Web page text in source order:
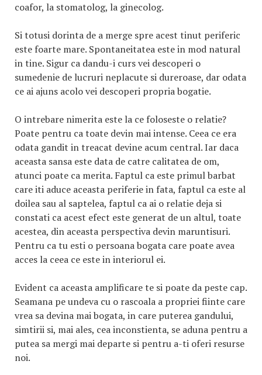
coafor, la stomatolog, la ginecolog.
Si totusi dorinta de a merge spre acest tinut periferic
este foarte mare. Spontaneitatea este in mod natural
in tine. Sigur ca dandu-i curs vei descoperi o
sumedenie de lucruri neplacute si dureroase, dar odata
ce ai ajuns acolo vei descoperi propria bogatie.
O intrebare nimerita este la ce foloseste o relatie?
Poate pentru ca toate devin mai intense. Ceea ce era
odata gandit in treacat devine acum central. Iar daca
aceasta sansa este data de catre calitatea de om,
atunci poate ca merita. Faptul ca este primul barbat
care iti aduce aceasta periferie in fata, faptul ca este al
doilea sau al saptelea, faptul ca ai o relatie deja si
constati ca acest efect este generat de un altul, toate
acestea, din aceasta perspectiva devin maruntisuri.
Pentru ca tu esti o persoana bogata care poate avea
acces la ceea ce este in interiorul ei.
Evident ca aceasta amplificare te si poate da peste cap.
Seamana pe undeva cu o rascoala a propriei fiinte care
vrea sa devina mai bogata, in care puterea gandului,
simtirii si, mai ales, cea inconstienta, se aduna pentru a
putea sa mergi mai departe si pentru a-ti oferi resurse
noi.